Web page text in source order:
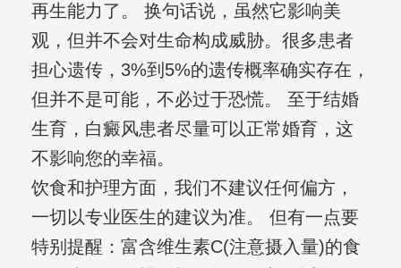
再生能力了。 换句话说，虽然它影响美
观，但并不会对生命构成威胁。很多患者
担心遗传，3%到5%的遗传概率确实存在，
但并不是可能，不必过于恐慌。 至于结婚
生育，白癜风患者尽量可以正常婚育，这
不影响您的幸福。
饮食和护理方面，我们不建议任何偏方，
一切以专业医生的建议为准。 但有一点要
特别提醒：富含维生素C(注意摄入量)的食